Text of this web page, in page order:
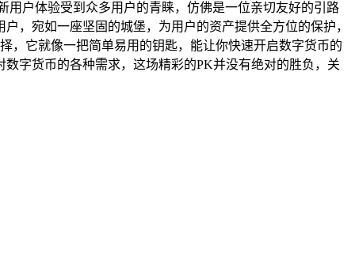
用户体验受到众多用户的青睐，仿佛是一位亲切友好的引路
，宛如一座坚固的城堡，为用户的资产提供全方位的保护，
，它就像一把简单易用的钥匙，能让你快速开启数字货币的
字货币的各种需求，这场精彩的PK并没有绝对的胜负，关